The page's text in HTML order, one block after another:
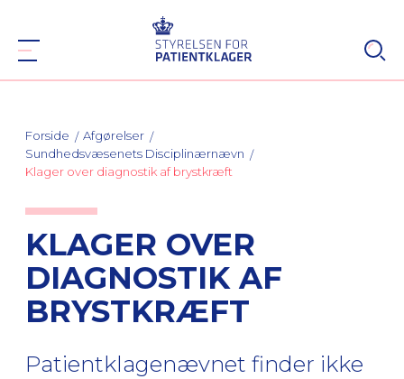
Forside
Afgørelser
Sundhedsvæsenets Disciplinærnævn
Klager over diagnostik af brystkræft
KLAGER OVER
DIAGNOSTIK AF
BRYSTKRÆFT
Patientklagenævnet finder ikke